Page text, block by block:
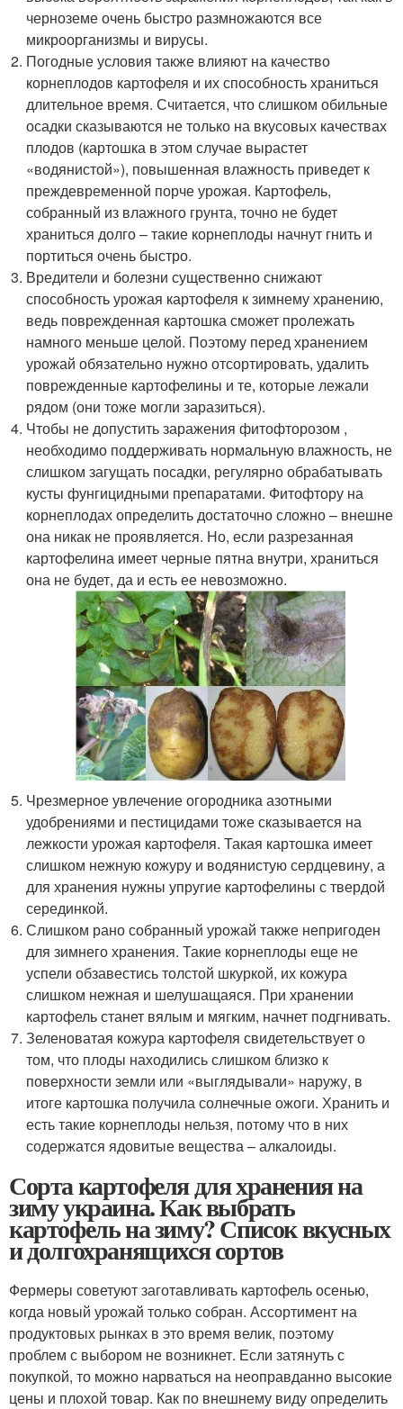
черноземе очень быстро размножаются все
микроорганизмы и вирусы.
Погодные условия также влияют на качество
корнеплодов картофеля и их способность храниться
длительное время. Считается, что слишком обильные
осадки сказываются не только на вкусовых качествах
плодов (картошка в этом случае вырастет
«водянистой»), повышенная влажность приведет к
преждевременной порче урожая. Картофель,
собранный из влажного грунта, точно не будет
храниться долго – такие корнеплоды начнут гнить и
портиться очень быстро.
Вредители и болезни существенно снижают
способность урожая картофеля к зимнему хранению,
ведь поврежденная картошка сможет пролежать
намного меньше целой. Поэтому перед хранением
урожай обязательно нужно отсортировать, удалить
поврежденные картофелины и те, которые лежали
рядом (они тоже могли заразиться).
Чтобы не допустить заражения фитофторозом ,
необходимо поддерживать нормальную влажность, не
слишком загущать посадки, регулярно обрабатывать
кусты фунгицидными препаратами. Фитофтору на
корнеплодах определить достаточно сложно – внешне
она никак не проявляется. Но, если разрезанная
картофелина имеет черные пятна внутри, храниться
она не будет, да и есть ее невозможно.
Чрезмерное увлечение огородника азотными
удобрениями и пестицидами тоже сказывается на
лежкости урожая картофеля. Такая картошка имеет
слишком нежную кожуру и водянистую сердцевину, а
для хранения нужны упругие картофелины с твердой
серединкой.
Слишком рано собранный урожай также непригоден
для зимнего хранения. Такие корнеплоды еще не
успели обзавестись толстой шкуркой, их кожура
слишком нежная и шелушащаяся. При хранении
картофель станет вялым и мягким, начнет подгнивать.
Зеленоватая кожура картофеля свидетельствует о
том, что плоды находились слишком близко к
поверхности земли или «выглядывали» наружу, в
итоге картошка получила солнечные ожоги. Хранить и
есть такие корнеплоды нельзя, потому что в них
содержатся ядовитые вещества – алкалоиды.
Сорта картофеля для хранения на
зиму украина. Как выбрать
картофель на зиму? Список вкусных
и долгохранящихся сортов
Фермеры советуют заготавливать картофель осенью,
когда новый урожай только собран. Ассортимент на
продуктовых рынках в это время велик, поэтому
проблем с выбором не возникнет. Если затянуть с
покупкой, то можно нарваться на неоправданно высокие
цены и плохой товар. Как по внешнему виду определить